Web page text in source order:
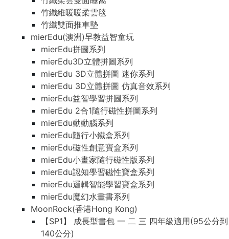
竹纖維暖暖柔雲毯
竹纖雙面推車墊
mierEdu(澳洲)早教益智童玩
mierEdu拼圖系列
mierEdu3D立體拼圖系列
mierEdu 3D立體拼圖 迷你系列
mierEdu 3D立體拼圖 仿真音效系列
mierEdu益智學習拼圖系列
mierEdu 2合1隨行磁性拼圖系列
mierEdu動動腦系列
mierEdu隨行小鐵盒系列
mierEdu磁性創意寶盒系列
mierEdu小畫家隨行磁性版系列
mierEdu認知學習磁性寶盒系列
mierEdu邏輯智能學習寶盒系列
mierEdu魔幻水畫書系列
MoonRock(香港Hong Kong)
【SP1】 成長型書包 一 二 三 四年級適用(95公分到
140公分)